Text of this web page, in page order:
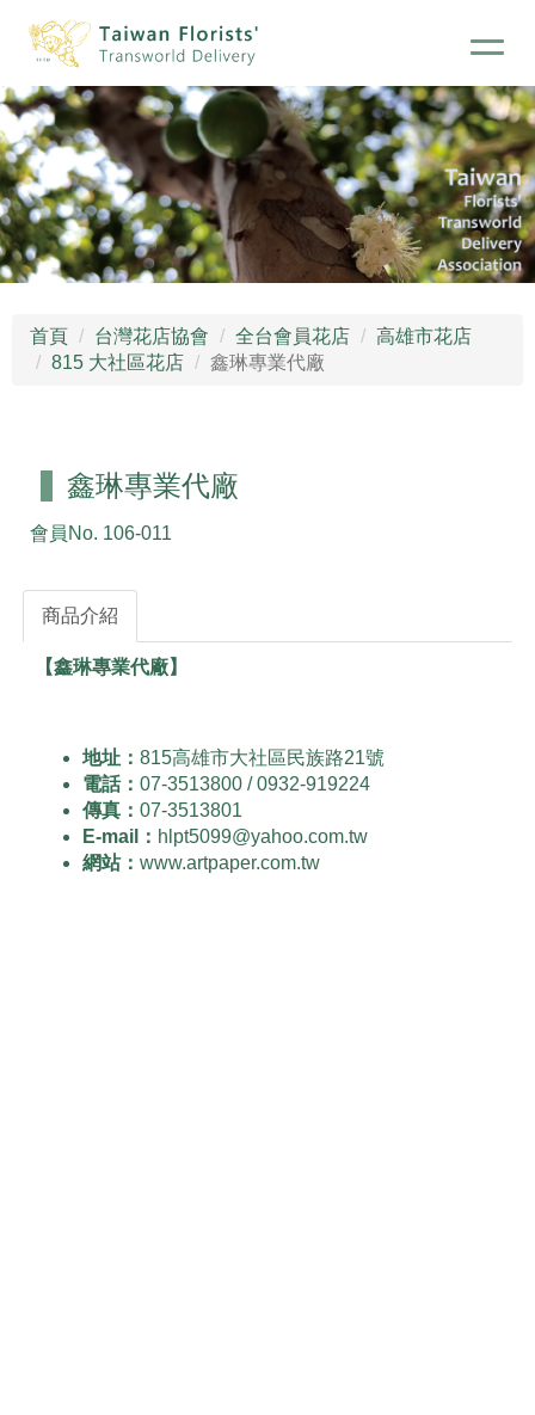
首頁 台灣花店協會 全台會員花店
高雄市花店
815 大社區花店
鑫琳專業代廠
鑫琳專業代廠
會員No. 106-011
商品介紹
【鑫琳專業代廠】
地址：815高雄市大社區民族路21號
電話：07-3513800 / 0932-919224
傳真：07-3513801
E-mail： hlpt5099@yahoo.com.tw
網站：www.artpaper.com.tw